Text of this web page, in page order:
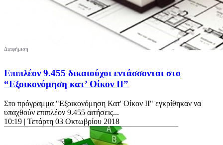
Επιπλέον 9.455 δικαιούχοι εντάσσονται στο
“Εξοικονόμηση κατ’ Οίκον ΙΙ”
Στο πρόγραμμα "Εξοικονόμηση Κατ' Οίκον ΙΙ" εγκρίθηκαν να
υπαχθούν επιπλέον 9.455 αιτήσεις...
10:19 | Τετάρτη 03 Οκτωβρίου 2018